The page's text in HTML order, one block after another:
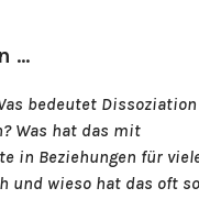
…
bedeutet
Was hat das mit
in Beziehungen für
und wieso hat das oft